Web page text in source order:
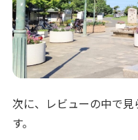
次に、レビューの中で
す。